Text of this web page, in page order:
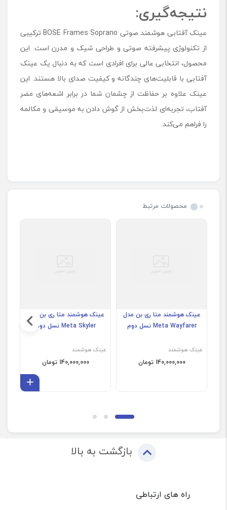
نتیجه‌گیری:
عینک آفتابی هوشمند صوتی BOSE Frames Soprano ترکیبی
از تکنولوژی پیشرفته صوتی و طراحی شیک و مدرن است. این
محصول، انتخابی عالی برای افرادی است که به دنبال یک عینک
آفتابی با قابلیت‌های چندگانه و کیفیت صدای بالا هستند. این
عینک علاوه بر حفاظت از چشمان شما در برابر اشعه‌های مضر
آفتاب، تجربه‌ای لذت‌بخش از گوش دادن به موسیقی و مکالمه
را فراهم می‌کند.
محصولات مرتبط
عینک هوشمند متا ری بن مدل
Meta Wayfarer نسل دوم
عینک هوشمند
140,000,000 تومان
عینک هوشمند متا ری بن مدل
Meta Skyler نسل دوم
عینک هوشمند
140,000,000 تومان
بازگشت به بالا
راه های ارتباطی